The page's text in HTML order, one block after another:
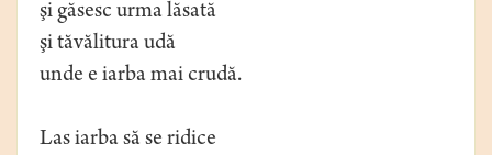
şi găsesc urma lăsată
şi tăvălitura udă
unde e iarba mai crudă.
Las iarba să se ridice